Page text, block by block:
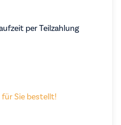
per Teilzahlung
Sie bestellt!